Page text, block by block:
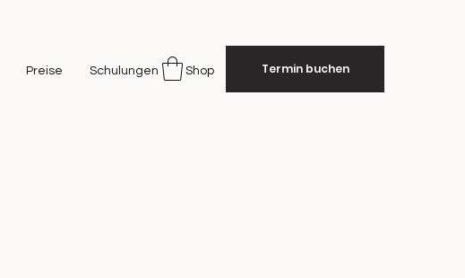
Preise Schulungen Shop Termin buchen